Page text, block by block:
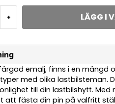
+ LÄGG I
emalj, finns i en mängd
med olika lastbilsteman.
till din lastbilshytt. Med
att fästa din pin på valfritt